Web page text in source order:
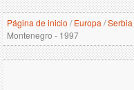
Página de inicio / Europa /Serbia
Montenegro - 1997